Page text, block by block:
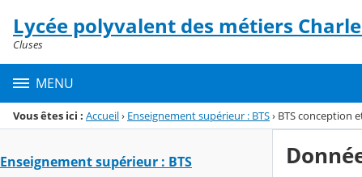
Menu de la rubrique
Contenu
Lycée polyvalent des métiers
Cluses
MENU
Vous êtes ici : Accueil› Enseignement supérieur : BTS› BTS conception
Enseignement supérieur : BTS